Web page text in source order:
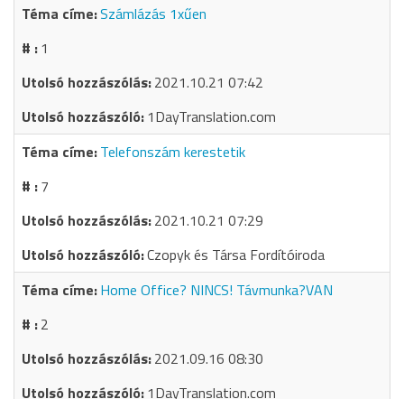
Számlázás 1xűen
1
2021.10.21 07:42
1DayTranslation.com
Telefonszám kerestetik
7
2021.10.21 07:29
Czopyk és Társa Fordítóiroda
Home Office? NINCS! Távmunka?VAN
2
2021.09.16 08:30
1DayTranslation.com